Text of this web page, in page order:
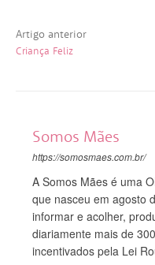
Artigo anterior
Criança Feliz
Somos Mães
https://somosmaes.com.br/
A Somos Mães é uma
que nasceu em agosto
informar e acolher,
diariamente mais de
incentivados pela Lei